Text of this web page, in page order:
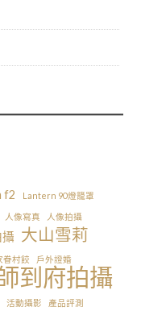
f2
Lantern 90燈籠罩
人像寫真 人像拍攝
大山雪莉
眷村餃 戶外證婚
到府拍攝
活動攝影 產品評測